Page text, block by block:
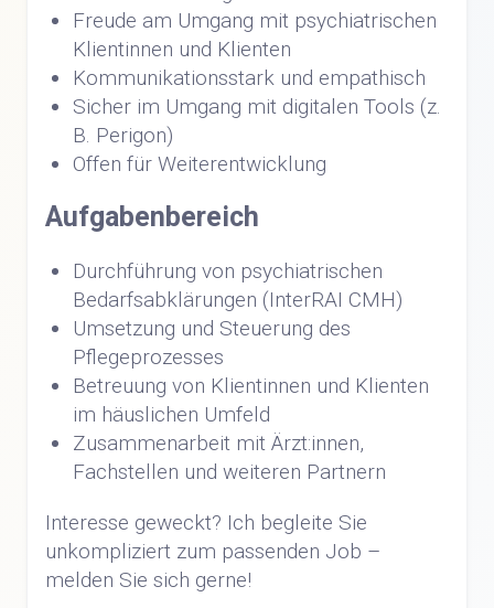
Freude am Umgang mit psychiatrischen
Klientinnen und Klienten
Kommunikationsstark und empathisch
Sicher im Umgang mit digitalen Tools (z.
B. Perigon)
Offen für Weiterentwicklung
Aufgabenbereich
Durchführung von psychiatrischen
Bedarfsabklärungen (InterRAI CMH)
Umsetzung und Steuerung des
Pflegeprozesses
Betreuung von Klientinnen und Klienten
im häuslichen Umfeld
Zusammenarbeit mit Ärzt:innen,
Fachstellen und weiteren Partnern
Interesse geweckt? Ich begleite Sie
unkompliziert zum passenden Job –
melden Sie sich gerne!